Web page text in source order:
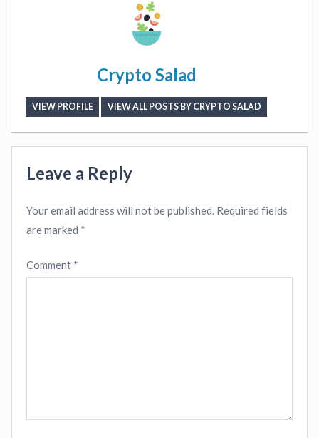
Crypto Salad
VIEW PROFILE VIEW ALL POSTS BY CRYPTO SALAD
Leave a Reply
Your email address will not be published. Required fields
are marked *
Comment *